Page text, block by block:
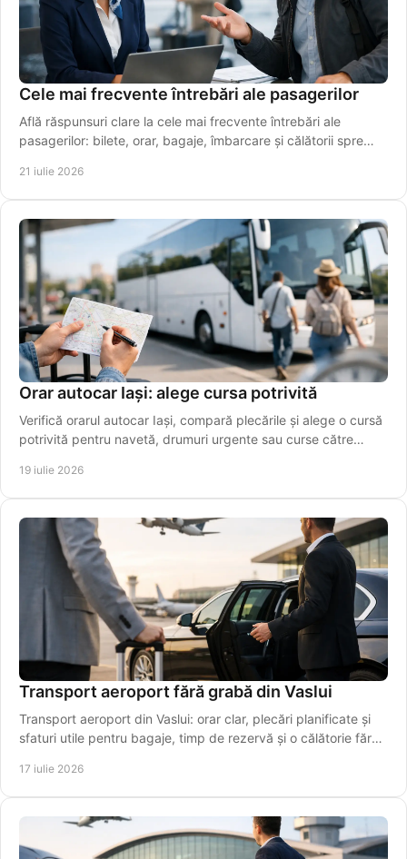
Cele mai frecvente întrebări ale pasagerilor
Află răspunsuri clare la cele mai frecvente întrebări ale
pasagerilor: bilete, orar, bagaje, îmbarcare și călătorii spre
21 iulie 2026
Orar autocar Iași: alege cursa potrivită
Verifică orarul autocar Iași, compară plecările și alege o cursă
potrivită pentru navetă, drumuri urgente sau curse către
19 iulie 2026
Transport aeroport fără grabă din Vaslui
Transport aeroport din Vaslui: orar clar, plecări planificate și
sfaturi utile pentru bagaje, timp de rezervă și o călătorie fără
17 iulie 2026